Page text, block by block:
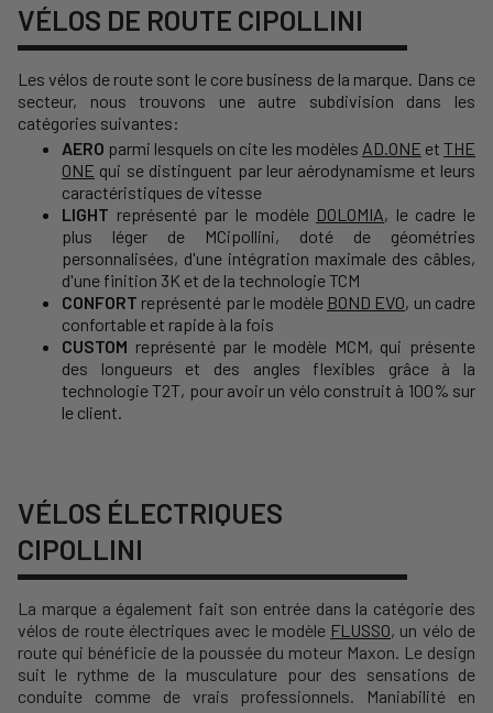
VÉLOS DE ROUTE CIPOLLINI
Les vélos de route sont le core business de la marque. Dans ce
secteur, nous trouvons une autre subdivision dans les
catégories suivantes:
AERO parmi lesquels on cite les modèles AD.ONE etTHE
ONE qui se distinguent par leur aérodynamisme et leurs
caractéristiques de vitesse
LIGHT représenté par le modèle DOLOMIA, le cadre le
plus léger de MCipollini, doté de géométries
personnalisées, d'une intégration maximale des câbles,
d'une finition 3K et de la technologie TCM
CONFORT représenté par le modèle BOND EVO, un cadre
confortable et rapide à la fois
CUSTOM représenté par le modèle MCM, qui présente
des longueurs et des angles flexibles grâce à la
technologie T2T, pour avoir un vélo construit à 100% sur
le client.
VÉLOS ÉLECTRIQUES
CIPOLLINI
La marque a également fait son entrée dans la catégorie des
vélos de route électriques avec le modèle FLUSSO, un vélo de
route qui bénéficie de la poussée du moteur Maxon. Le design
suit le rythme de la musculature pour des sensations de
conduite comme de vrais professionnels.
Maniabilité en